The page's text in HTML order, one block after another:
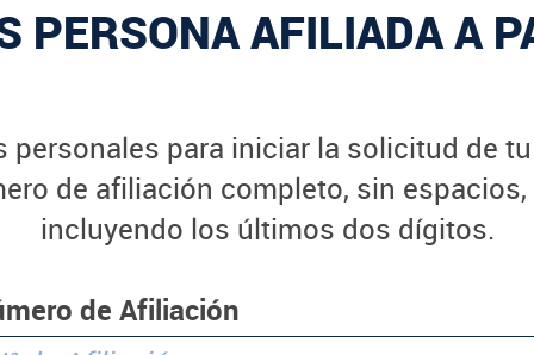
PERSONA AFILIADA A
personales para iniciar la solicitud de
de afiliación completo, sin
incluyendo los últimos dos dígitos.
de Afiliación